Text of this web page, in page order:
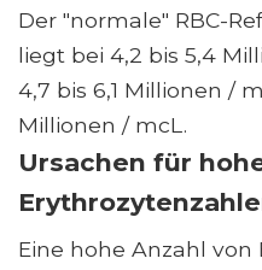
Der "normale" RBC-
liegt bei 4,2 bis 5,4
4,7 bis 6,1 Millionen /
Millionen / mcL.
Ursachen für
Eine hohe Anzahl von